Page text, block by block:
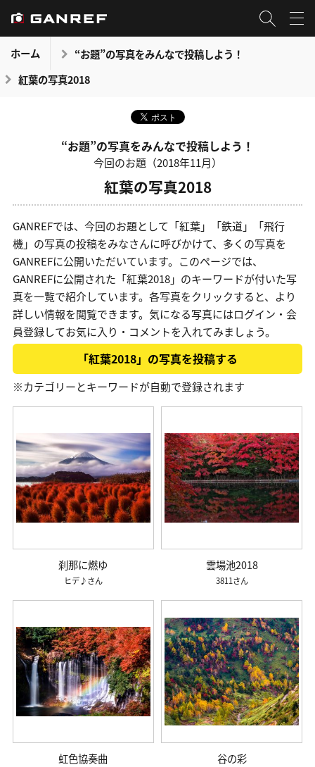
ホーム
“お題”の写真をみんなで投稿しよう！
紅葉の写真2018
“お題”の写真をみんなで投稿しよう！
今回のお題（2018年11月）
紅葉の写真2018
GANREFでは、今回のお題として「紅葉」「鉄道」「飛行
機」の写真の投稿をみなさんに呼びかけて、多くの写真を
GANREFに公開いただいています。このページでは、
GANREFに公開された「紅葉2018」のキーワードが付いた写
真を一覧で紹介しています。各写真をクリックすると、より
詳しい情報を閲覧できます。気になる写真にはログイン・会
員登録してお気に入り・コメントを入れてみましょう。
「紅葉2018」の写真を投稿する
※カテゴリーとキーワードが自動で登録されます
刹那に燃ゆ
ヒデ♪
雲場池2018
3811
虹色協奏曲 谷の彩